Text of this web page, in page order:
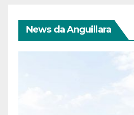
News da Anguillara